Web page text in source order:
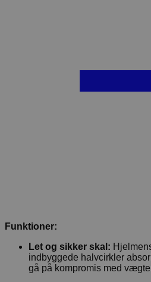
Funktioner:
Let og sikker skal:
indbyggede halvcirkler
gå på kompromis med